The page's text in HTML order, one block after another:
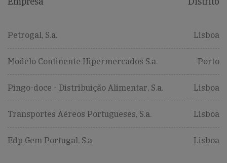
Petrogal, S.a. Lisboa
Modelo Continente Hipermercados S.a. Porto
Pingo-doce - Distribuição Alimentar, S.a. Lisboa
Transportes Aéreos Portugueses, S.a. Lisboa
Edp Gem Portugal, S.a Lisboa